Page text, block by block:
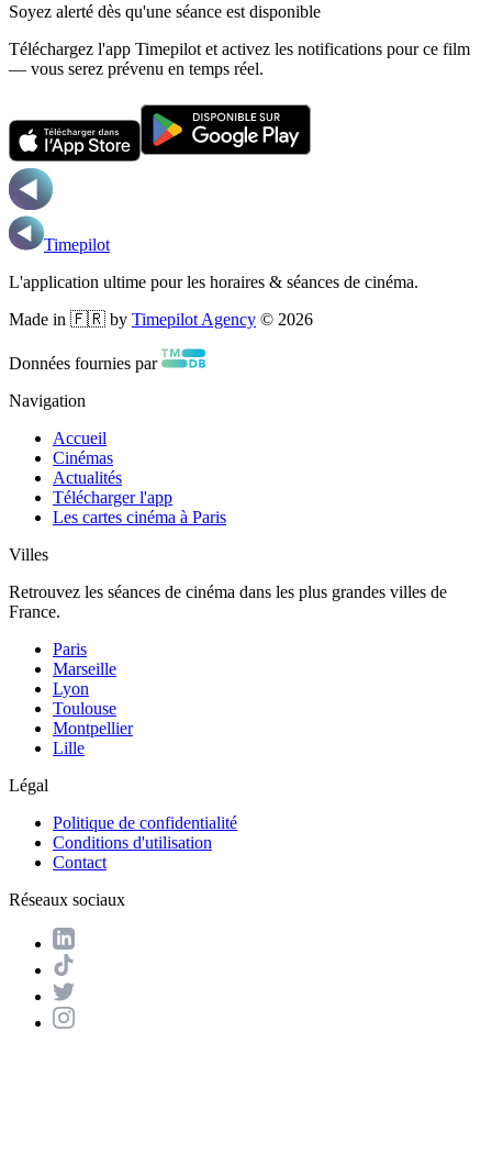
Soyez alerté dès qu'une séance est disponible
Téléchargez l'app Timepilot et activez les notifications pour ce film
— vous serez prévenu en temps réel.
Timepilot
L'application ultime pour les horaires & séances de cinéma.
Made in 🇫🇷 by Timepilot Agency © 2026
Données fournies par
Navigation
Accueil
Cinémas
Actualités
Télécharger l'app
Les cartes cinéma à Paris
Villes
Retrouvez les séances de cinéma dans les plus grandes villes de
France.
Paris
Marseille
Lyon
Toulouse
Montpellier
Lille
Légal
Politique de confidentialité
Conditions d'utilisation
Contact
Réseaux sociaux